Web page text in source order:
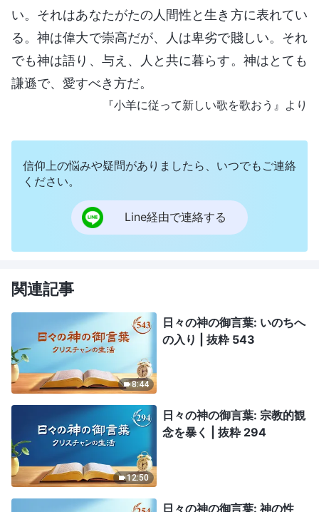
い。それはあなたがたの人間性と生き方に表れてい
る。神は偉大で崇高だが、人は卑劣で賤しい。それ
でも神は語り、与え、人と共に暮らす。神はとても
謙遜で、愛すべき方だ。
『小羊に従って新しい歌を歌おう』より
信仰上の悩みや疑問がありましたら、いつでもご連絡
ください。
Line経由で連絡する
関連記事
8:44
日々の神の御言葉: いのちへ
の入り | 抜粋 543
12:50
日々の神の御言葉: 宗教的観
念を暴く | 抜粋 294
日々の神の御言葉: 神の性